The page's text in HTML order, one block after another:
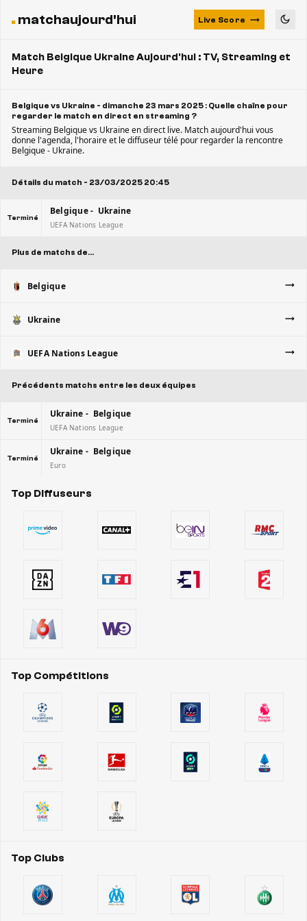
matchaujourd'hui Live Score
Match Belgique Ukraine Aujourd'hui : TV, Streaming et
Heure
Belgique vs Ukraine - dimanche 23 mars 2025 : Quelle chaîne pour
regarder le match en direct en streaming ?
Streaming Belgique vs Ukraine en direct live. Match aujourd'hui vous
donne l'agenda, l'horaire et le diffuseur télé pour regarder la rencontre
Belgique - Ukraine.
Détails du match - 23/03/2025 20:45
Terminé
Belgique - Ukraine
UEFA Nations League
Plus de matchs de...
Belgique
Ukraine
UEFA Nations League
Précédents matchs entre les deux équipes
Terminé
Ukraine - Belgique
UEFA Nations League
Terminé
Ukraine - Belgique
Euro
Top Diffuseurs
Top Compétitions
Top Clubs